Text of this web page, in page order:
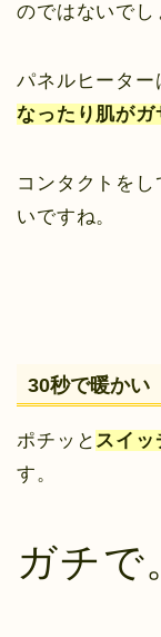
のではないでし
パネルヒーター
なったり肌が
コンタクトを
いですね。
30秒で暖かい
ポチッと スイ
す。
ガチで